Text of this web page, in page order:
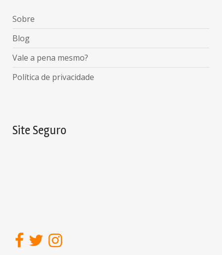
Sobre
Blog
Vale a pena mesmo?
Política de privacidade
Site Seguro